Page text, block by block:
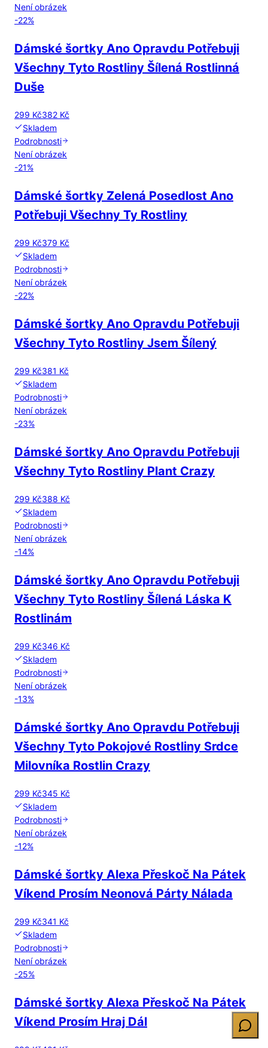
Není obrázek
-22%
Dámské šortky Ano Opravdu Potřebuji
Všechny Tyto Rostliny Šílená Rostlinná
Duše
299 Kč382 Kč
Skladem
Podrobnosti
Není obrázek
-21%
Dámské šortky Zelená Posedlost Ano
Potřebuji Všechny Ty Rostliny
299 Kč379 Kč
Skladem
Podrobnosti
Není obrázek
-22%
Dámské šortky Ano Opravdu Potřebuji
Všechny Tyto Rostliny Jsem Šílený
299 Kč381 Kč
Skladem
Podrobnosti
Není obrázek
-23%
Dámské šortky Ano Opravdu Potřebuji
Všechny Tyto Rostliny Plant Crazy
299 Kč388 Kč
Skladem
Podrobnosti
Není obrázek
-14%
Dámské šortky Ano Opravdu Potřebuji
Všechny Tyto Rostliny Šílená Láska K
Rostlinám
299 Kč346 Kč
Skladem
Podrobnosti
Není obrázek
-13%
Dámské šortky Ano Opravdu Potřebuji
Všechny Tyto Pokojové Rostliny Srdce
Milovníka Rostlin Crazy
299 Kč345 Kč
Skladem
Podrobnosti
Není obrázek
-12%
Dámské šortky Alexa Přeskoč Na Pátek
Víkend Prosím Neonová Párty Nálada
299 Kč341 Kč
Skladem
Podrobnosti
Není obrázek
-25%
Dámské šortky Alexa Přeskoč Na Pátek
Víkend Prosím Hraj Dál